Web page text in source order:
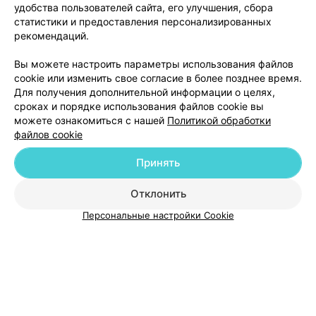
Добавить специалиста
Медицинский маркетинг
Публичный договор
Пользовательское соглашение
Способы оплаты
удобства пользователей сайта, его улучшения, сбора
статистики и предоставления персонализированных
рекомендаций.
Вы можете настроить параметры использования файлов
cookie или изменить свое согласие в более позднее время.
Для получения дополнительной информации о целях,
сроках и порядке использования файлов cookie вы
можете ознакомиться с нашей Политикой обработки
файлов cookie
Отклонить
Принять
Персональные настройки Cookie